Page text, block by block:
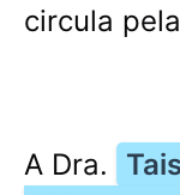
circula
A Dra.